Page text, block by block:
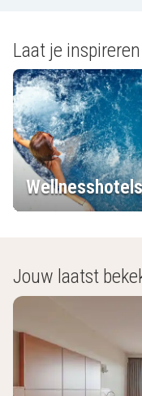
Laat je inspireren
Wellnesshotels
Jouw laatst